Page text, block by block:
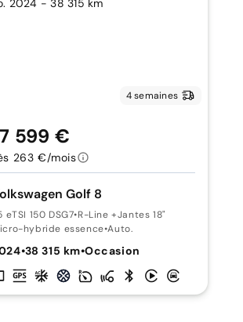
4 semaines
Golf 8
eTSI 150 DSG7•R-Line +Jantes 18"
hybride essence•Auto.
•38 315 km•Occasion
599 €
263 €/mois